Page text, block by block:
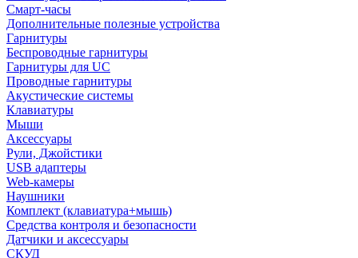
Смарт-часы
Дополнительные полезные устройства
Гарнитуры
Беспроводные гарнитуры
Гарнитуры для UC
Проводные гарнитуры
Акустические системы
Клавиатуры
Мыши
Аксессуары
Рули, Джойстики
USB адаптеры
Web-камеры
Наушники
Комплект (клавиатура+мышь)
Средства контроля и безопасности
Датчики и аксессуары
СКУД